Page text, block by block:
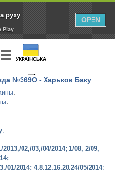
УКРАЇНСЬКА
№369О - Харьков Баку
.
.
;
2013,/02,/03,/04/2014; 1/08, 2/09,
01/2014; 4,8,12,16,20,24/05/2014;
руху
Play
OPEN